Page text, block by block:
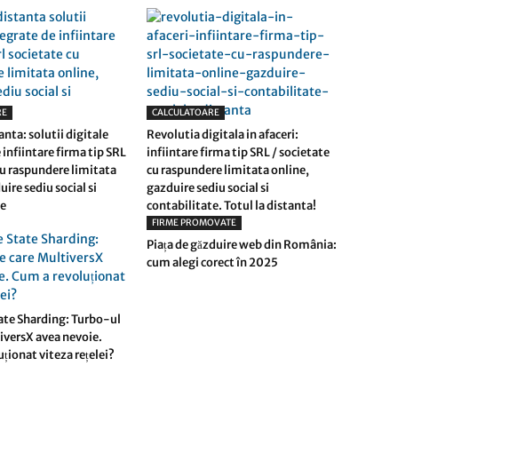
solutii digitale
infiintare firma tip SRL
raspundere limitata
sediu social si
CALCULATOARE
Revolutia digitala in afaceri:
infiintare firma tip SRL / societate
cu raspundere limitata online,
gazduire sediu social si
contabilitate. Totul la distanta!
Sharding: Turbo-ul
avea nevoie.
viteza rețelei?
FIRME PROMOVATE
Piața de găzduire web din România:
cum alegi corect în 2025